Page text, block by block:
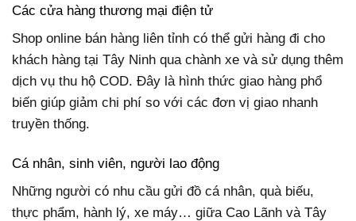
Các cửa hàng thương mại điện tử
Shop online bán hàng liên tỉnh có thể gửi hàng đi cho
khách hàng tại Tây Ninh qua chành xe và sử dụng thêm
dịch vụ thu hộ COD. Đây là hình thức giao hàng phổ
biến giúp giảm chi phí so với các đơn vị giao nhanh
truyền thống.
Cá nhân, sinh viên, người lao động
Những người có nhu cầu gửi đồ cá nhân, quà biếu,
thực phẩm, hành lý, xe máy… giữa Cao Lãnh và Tây